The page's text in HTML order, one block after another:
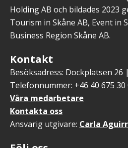
Holding AB och bildades 2023
Tourism in Skåne AB, Event in
Business Region Skåne AB.
Kontakt
Besöksadress: Dockplatsen 26
Telefonnummer: +46 40 675 30
Våra medarbetare
Kontakta oss
Ansvarig utgivare: Carla